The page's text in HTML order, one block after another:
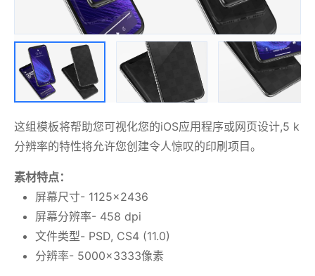
这组模板将帮助您可视化您的iOS应用程序或网页设计,5 k
分辨率的特性将允许您创建令人惊叹的印刷项目。
素材特点：
屏幕尺寸- 1125×2436
屏幕分辨率- 458 dpi
文件类型- PSD, CS4 (11.0)
分辨率- 5000×3333像素